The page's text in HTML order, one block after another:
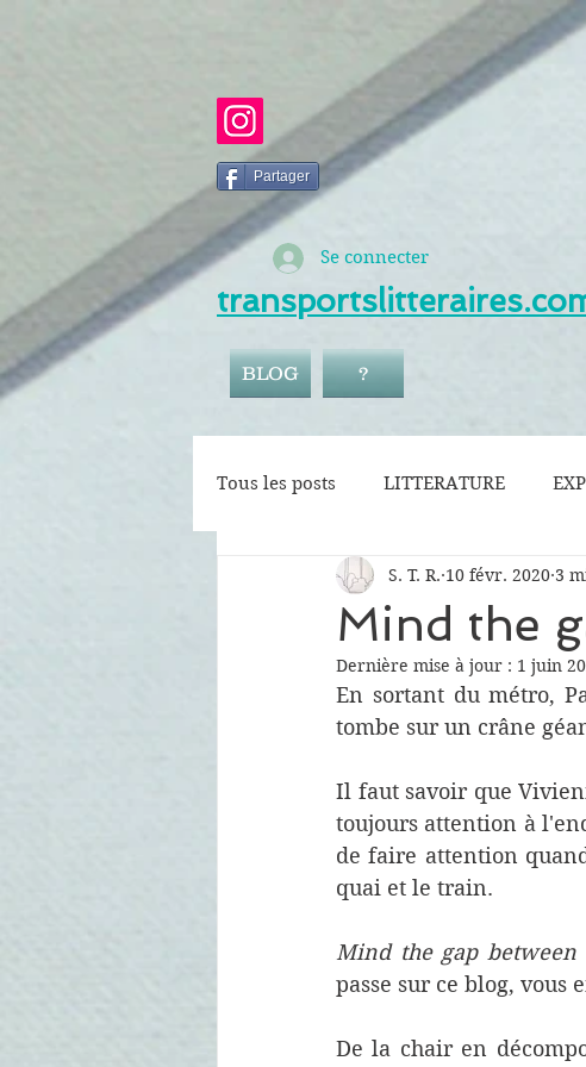
Partager
Se connecter
BLOG ?
Tous les posts LITTERATURE
Mind the
S. T. R. 10 févr. 2020 3
Dernière mise à jour : 1 juin
En sortant du métro,
tombe sur un crâne
Il faut savoir que
toujours attention à
de faire attention
quai et le train.
Mind the gap
passe sur ce blog, vous
De la chair en